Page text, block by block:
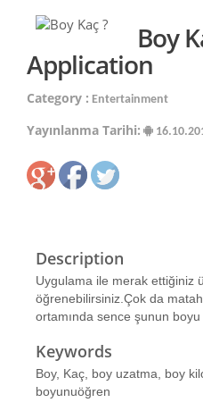
Boy
Application
Category : Entertainment
Yayınlanma Tarihi:
Description
Uygulama ile merak ettiğiniz
öğrenebilirsiniz.Çok da
ortamında sence şunun
Keywords
Boy, Kaç, boy uzatma, boy
boyunuöğren